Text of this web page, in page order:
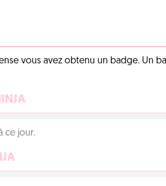
vous avez obtenu un badge. Un
ce jour.